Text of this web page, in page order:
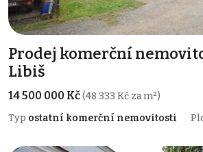
Prodej komerční
Libiš
14 500 000 Kč(48 333 Kč za m²)
Typ ostatní komerční nemovitosti